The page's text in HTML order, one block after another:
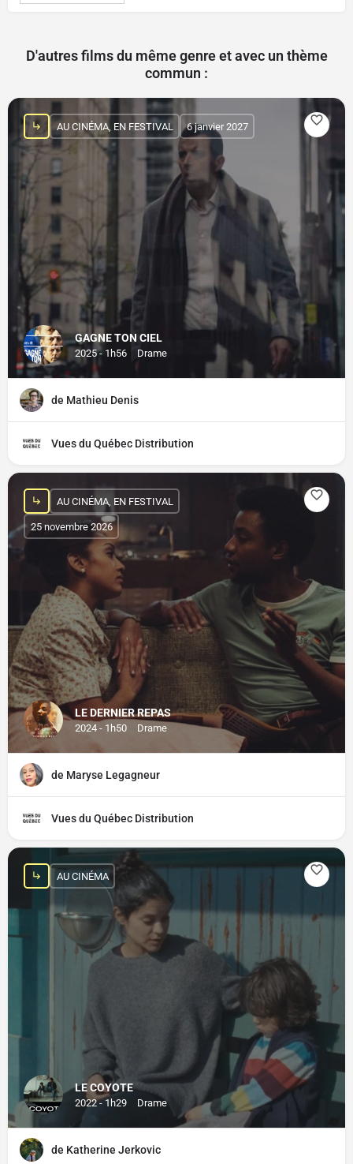
D'autres films du même genre et avec un thème
commun :
GAGNE TON CIEL
2025 - 1h56 Drame
AU CINÉMA, EN FESTIVAL 6 janvier 2027
de Mathieu Denis
Vues du Québec Distribution
LE DERNIER REPAS
2024 - 1h50 Drame
AU CINÉMA, EN FESTIVAL
25 novembre 2026
de Maryse Legagneur
Vues du Québec Distribution
LE COYOTE
2022 - 1h29 Drame
AU CINÉMA
de Katherine Jerkovic